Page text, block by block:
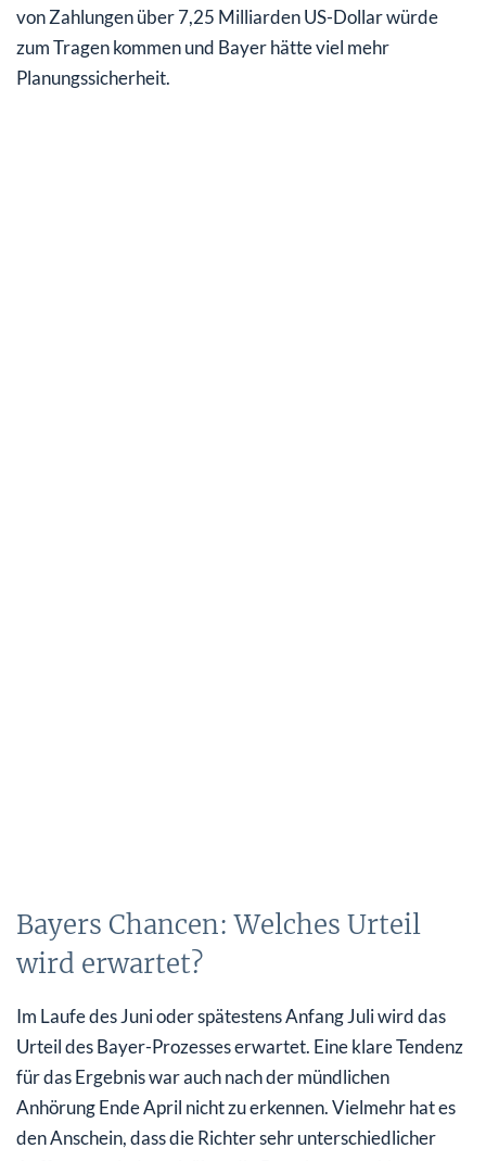
von Zahlungen über 7,25 Milliarden US-Dollar würde
zum Tragen kommen und Bayer hätte viel mehr
Planungssicherheit.
Bayers Chancen: Welches Urteil
wird erwartet?
Im Laufe des Juni oder spätestens Anfang Juli wird das
Urteil des Bayer-Prozesses erwartet. Eine klare Tendenz
für das Ergebnis war auch nach der mündlichen
Anhörung Ende April nicht zu erkennen. Vielmehr hat es
den Anschein, dass die Richter sehr unterschiedlicher